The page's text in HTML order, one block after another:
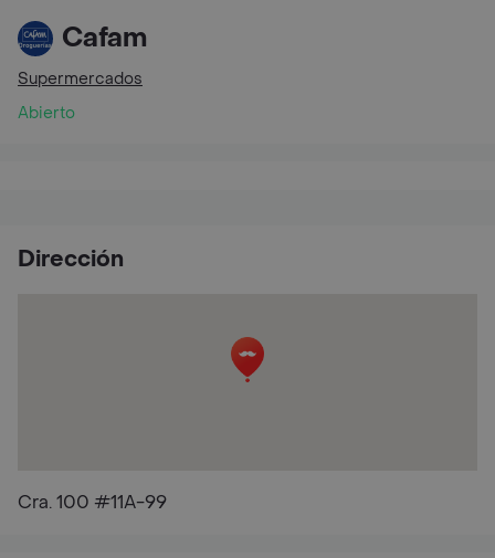
Cafam
Supermercados
Abierto
Dirección
Cra. 100 #11A-99